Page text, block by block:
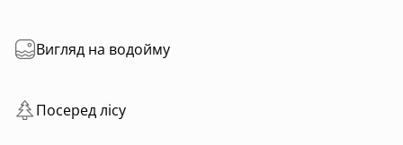
Вигляд на водойму
Посеред лісу